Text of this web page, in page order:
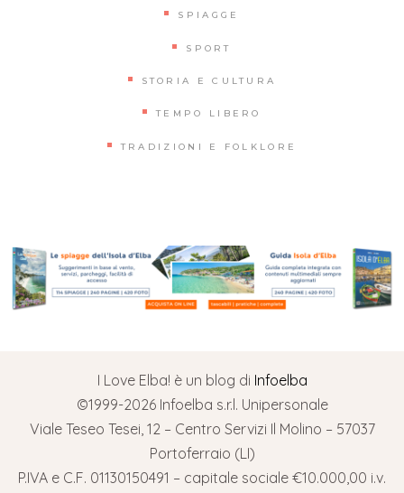
SPIAGGE
SPORT
STORIA E CULTURA
TEMPO LIBERO
TRADIZIONI E FOLKLORE
I Love Elba! è un blog di Infoelba
©1999-2026 Infoelba s.r.l. Unipersonale
Viale Teseo Tesei, 12 – Centro Servizi Il Molino – 57037
Portoferraio (LI)
P.IVA e C.F. 01130150491 – capitale sociale €10.000,00 i.v.